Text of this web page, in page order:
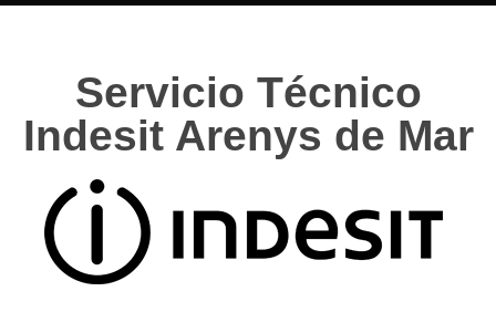
Servicio Técnico
Indesit Arenys de Mar